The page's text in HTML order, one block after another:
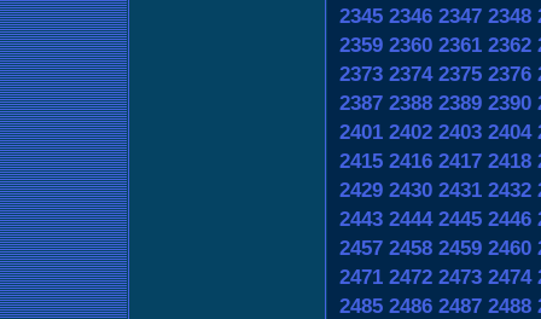
2345 2346 2347 2348
2359 2360 2361 2362
2373 2374 2375 2376
2387 2388 2389 2390
2401 2402 2403 2404
2415 2416 2417 2418
2429 2430 2431 2432
2443 2444 2445 2446
2457 2458 2459 2460
2471 2472 2473 2474
2485 2486 2487 2488